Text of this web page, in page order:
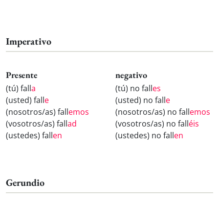
Imperativo
Presente
(tú) falla
(usted) falle
(nosotros/as) fallemos
(vosotros/as) fallad
(ustedes) fallen
negativo
(tú) no falles
(usted) no falle
(nosotros/as) no fallemos
(vosotros/as) no falléis
(ustedes) no fallen
Gerundio